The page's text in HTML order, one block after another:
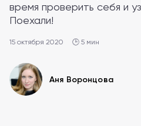
время проверить себя и
Поехали!
15 октября 2020 🕒 5 мин
Аня Воронцова